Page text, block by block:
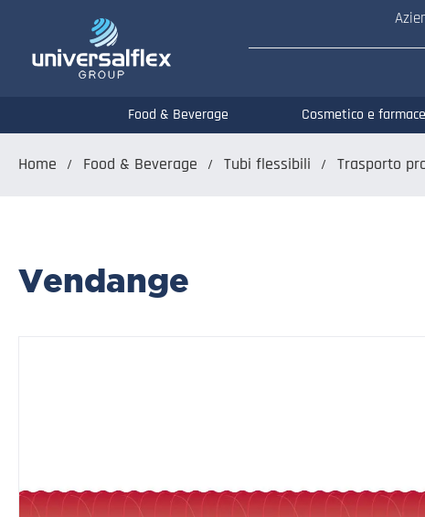
Food & Beverage Cosmetico e
Home Food & Beverage Tubi flessibili Trasporto
Vendange